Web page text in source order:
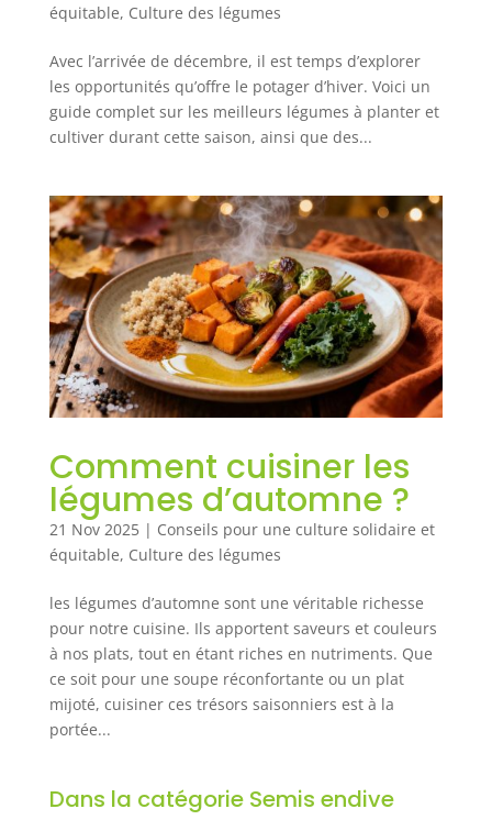
équitable, Culture des légumes
Avec l’arrivée de décembre, il est temps d’explorer
les opportunités qu’offre le potager d’hiver. Voici un
guide complet sur les meilleurs légumes à planter et
cultiver durant cette saison, ainsi que des...
Comment cuisiner les
légumes d’automne ?
21 Nov 2025| Conseils pour une culture solidaire et
équitable, Culture des légumes
les légumes d’automne sont une véritable richesse
pour notre cuisine. Ils apportent saveurs et couleurs
à nos plats, tout en étant riches en nutriments. Que
ce soit pour une soupe réconfortante ou un plat
mijoté, cuisiner ces trésors saisonniers est à la
portée...
Dans la catégorie Semis endive